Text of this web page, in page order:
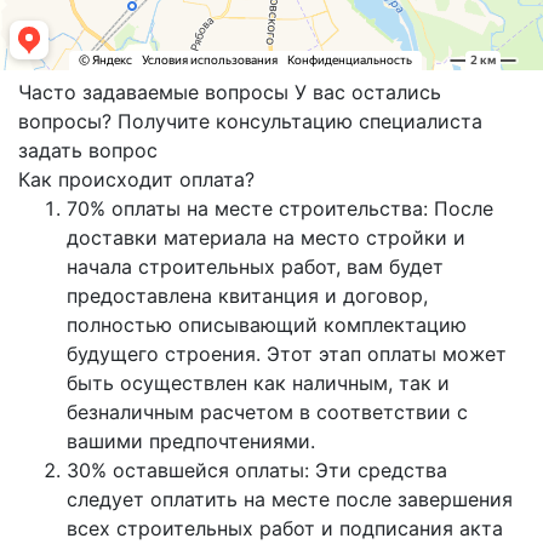
Часто задаваемые вопросы У вас остались
вопросы? Получите консультацию специалиста
задать вопрос
Как происходит оплата?
70% оплаты на месте строительства: После
доставки материала на место стройки и
начала строительных работ, вам будет
предоставлена квитанция и договор,
полностью описывающий комплектацию
будущего строения. Этот этап оплаты может
быть осуществлен как наличным, так и
безналичным расчетом в соответствии с
вашими предпочтениями.
30% оставшейся оплаты: Эти средства
следует оплатить на месте после завершения
всех строительных работ и подписания акта